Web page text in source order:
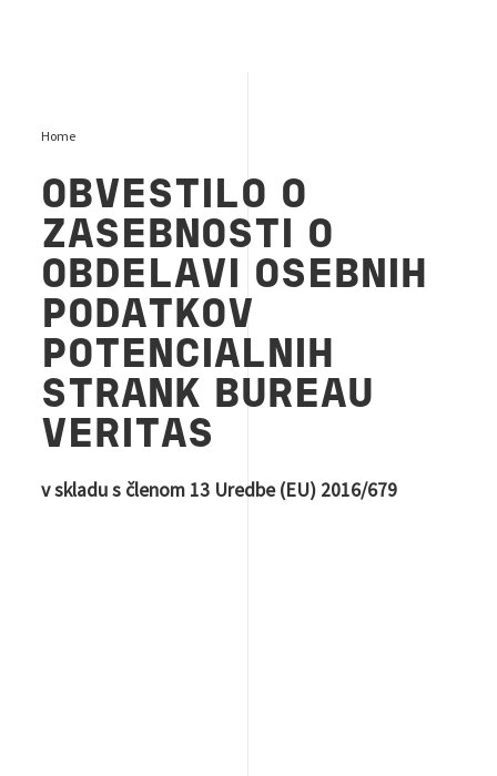
Home
OBVESTILO O
ZASEBNOSTI O
OBDELAVI OSEBNIH
PODATKOV
POTENCIALNIH
STRANK BUREAU
VERITAS
v skladu s členom 13 Uredbe (EU) 2016/679